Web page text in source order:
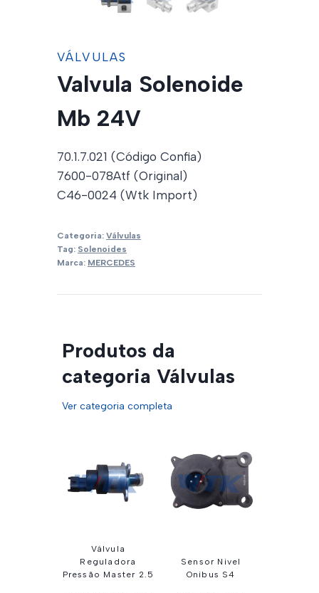
VÁLVULAS
Valvula Solenoide
Mb 24V
70.1.7.021 (Código Confia)
7600-078Atf (Original)
C46-0024 (Wtk Import)
Categoria: Válvulas
Tag: Solenoides
Marca: MERCEDES
Produtos da
categoria Válvulas
Ver categoria completa
Válvula
Reguladora
Pressão Master 2.5
Sensor Nivel
Onibus S4